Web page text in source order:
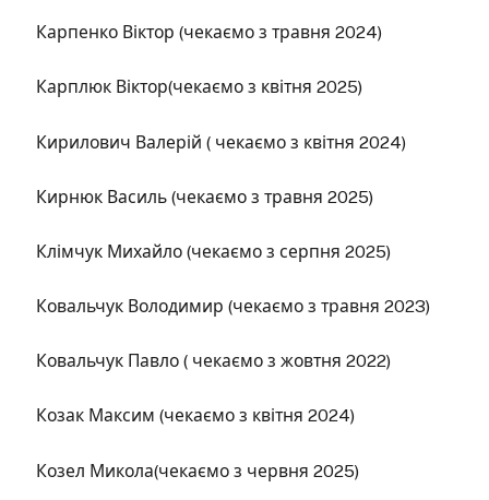
Карпенко Віктор (чекаємо з травня 2024)
Карплюк Віктор(чекаємо з квітня 2025)
Кирилович Валерій ( чекаємо з квітня 2024)
Кирнюк Василь (чекаємо з травня 2025)
Клімчук Михайло (чекаємо з серпня 2025)
Ковальчук Володимир (чекаємо з травня 2023)
Ковальчук Павло ( чекаємо з жовтня 2022)
Козак Максим (чекаємо з квітня 2024)
Козел Микола(чекаємо з червня 2025)